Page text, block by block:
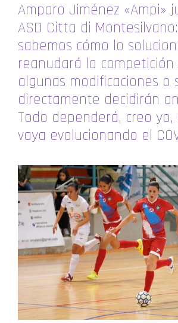
Amparo Jiménez «Ampi»
ASD Citta di
sabemos cómo lo
reanudará la competición
algunas modificaciones o
directamente decidirán
Todo dependerá, creo yo,
vaya evolucionando el